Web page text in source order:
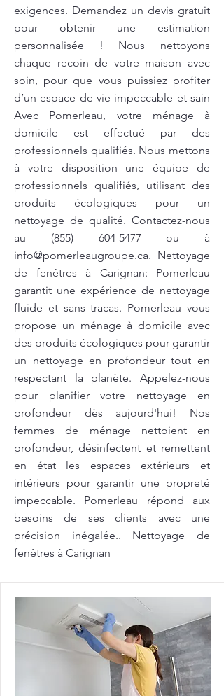
exigences. Demandez un devis gratuit
pour obtenir une estimation
personnalisée ! Nous nettoyons
chaque recoin de votre maison avec
soin, pour que vous puissiez profiter
d’un espace de vie impeccable et sain
Avec Pomerleau, votre ménage à
domicile est effectué par des
professionnels qualifiés. Nous mettons
à votre disposition une équipe de
professionnels qualifiés, utilisant des
produits écologiques pour un
nettoyage de qualité. Contactez-nous
au (855) 604-5477 ou à
info@pomerleaugroupe.ca. Nettoyage
de fenêtres à Carignan: Pomerleau
garantit une expérience de nettoyage
fluide et sans tracas. Pomerleau vous
propose un ménage à domicile avec
des produits écologiques pour garantir
un nettoyage en profondeur tout en
respectant la planète. Appelez-nous
pour planifier votre nettoyage en
profondeur dès aujourd'hui! Nos
femmes de ménage nettoient en
profondeur, désinfectent et remettent
en état les espaces extérieurs et
intérieurs pour garantir une propreté
impeccable. Pomerleau répond aux
besoins de ses clients avec une
précision inégalée.. Nettoyage de
fenêtres à Carignan